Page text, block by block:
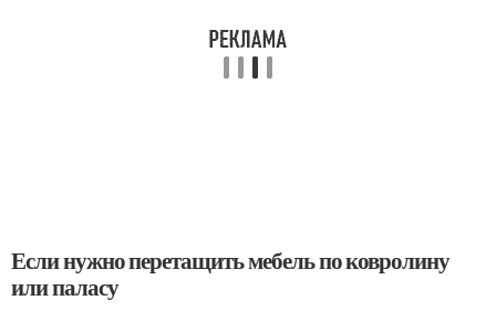
Если нужно перетащить мебель по ковролину
или паласу